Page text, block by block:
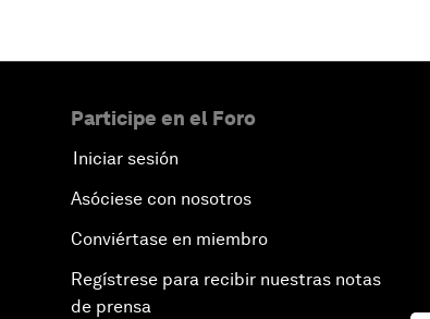
Participe en el Foro
Iniciar sesión
Asóciese con nosotros
Conviértase en miembro
Regístrese para recibir nuestras notas
de prensa